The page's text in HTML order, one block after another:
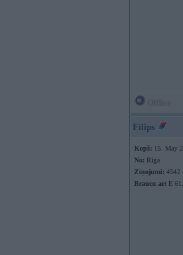
Filips
Kopš: 15. May
No: Rīga
Ziņojumi: 4542
Braucu ar: E 61.